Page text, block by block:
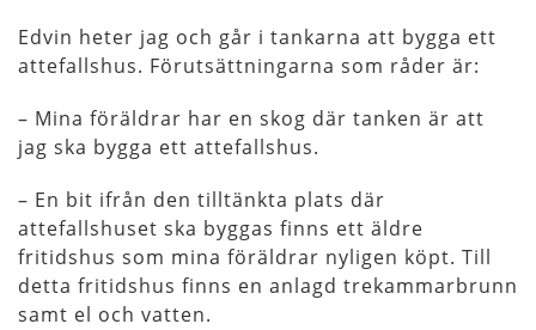
Edvin heter jag och går i tankarna att bygga ett
attefallshus. Förutsättningarna som råder är:
– Mina föräldrar har en skog där tanken är att
jag ska bygga ett attefallshus.
– En bit ifrån den tilltänkta plats där
attefallshuset ska byggas finns ett äldre
fritidshus som mina föräldrar nyligen köpt. Till
detta fritidshus finns en anlagd trekammarbrunn
samt el och vatten.